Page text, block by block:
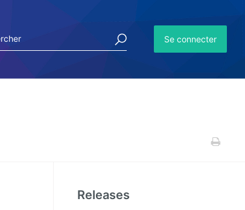
Se connecter
Releases